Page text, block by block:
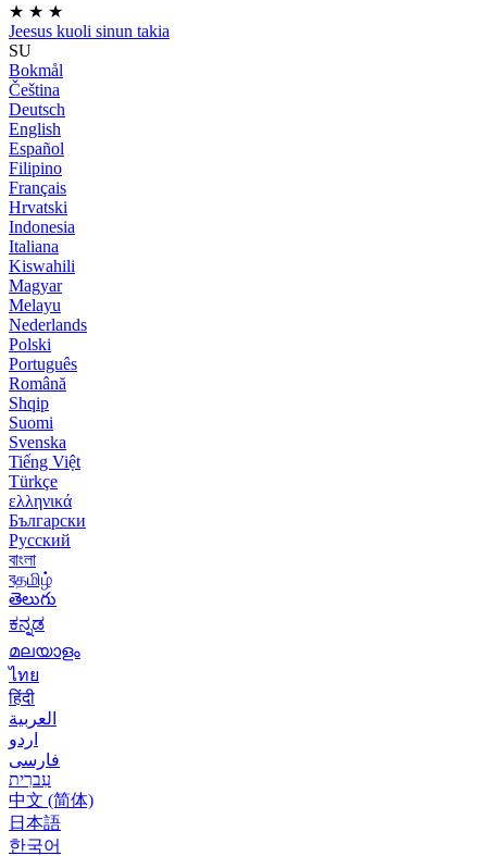
★ ★ ★
Jeesus kuoli sinun takia
SU
Bokmål
Čeština
Deutsch
English
Español
Filipino
Français
Hrvatski
Indonesia
Italiana
Kiswahili
Magyar
Melayu
Nederlands
Polski
Português
Română
Shqip
Suomi
Svenska
Tiếng Việt
Türkçe
ελληνικά
Български
Русский
বাংলা
বதமிழ்
తెలుగు
ಕನ್ನಡ
മലയാളം
ไทย
हिंदी
العربية
اردو
فارسی
עִברִית
中文 (简体)
日本語
한국어